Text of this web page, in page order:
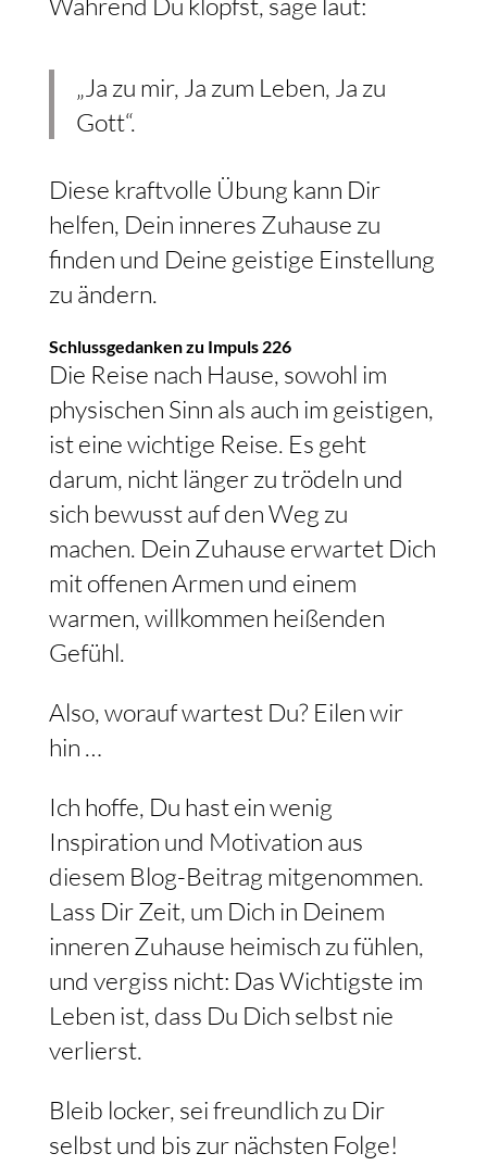
„Ja zu mir, Ja zum Leben, Ja zu
Gott“.
Diese kraftvolle Übung kann Dir
helfen, Dein inneres Zuhause zu
finden und Deine geistige Einstellung
zu ändern.
Schlussgedanken zu Impuls 226
Die Reise nach Hause, sowohl im
physischen Sinn als auch im geistigen,
ist eine wichtige Reise. Es geht
darum, nicht länger zu trödeln und
sich bewusst auf den Weg zu
machen. Dein Zuhause erwartet Dich
mit offenen Armen und einem
warmen, willkommen heißenden
Gefühl.
Also, worauf wartest Du? Eilen wir
hin …
Ich hoffe, Du hast ein wenig
Inspiration und Motivation aus
diesem Blog-Beitrag mitgenommen.
Lass Dir Zeit, um Dich in Deinem
inneren Zuhause heimisch zu fühlen,
und vergiss nicht: Das Wichtigste im
Leben ist, dass Du Dich selbst nie
verlierst.
Bleib locker, sei freundlich zu Dir
selbst und bis zur nächsten Folge!